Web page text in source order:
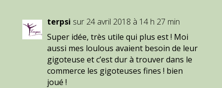
terpsi sur 24 avril 2018 à 14 h 27 min
Super idée, très utile qui plus est ! Moi
aussi mes loulous avaient besoin de leur
gigoteuse et c’est dur à trouver dans le
commerce les gigoteuses fines ! bien
joué !